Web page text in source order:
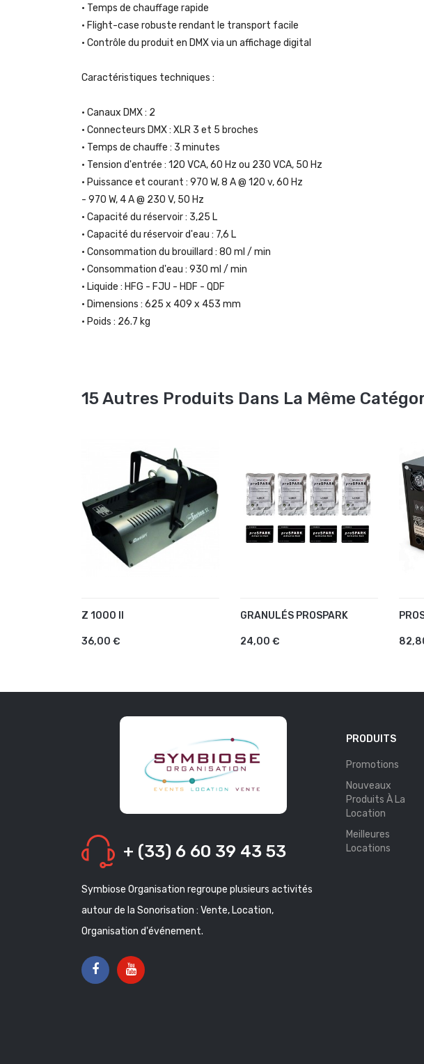
• Temps de chauffage rapide
• Flight-case robuste rendant le transport facile
• Contrôle du produit en DMX via un affichage digital
Caractéristiques techniques :
• Canaux DMX : 2
• Connecteurs DMX : XLR 3 et 5 broches
• Temps de chauffe : 3 minutes
• Tension d'entrée : 120 VCA, 60 Hz ou 230 VCA, 50 Hz
• Puissance et courant : 970 W, 8 A @ 120 v, 60 Hz
- 970 W, 4 A @ 230 V, 50 Hz
• Capacité du réservoir : 3,25 L
• Capacité du réservoir d'eau : 7,6 L
• Consommation du brouillard : 80 ml / min
• Consommation d'eau : 930 ml / min
• Liquide : HFG - FJU - HDF - QDF
• Dimensions : 625 x 409 x 453 mm
• Poids : 26.7 kg
15 Autres Produits Dans La Même
Z 1000 II
36,00 €
AJOUTER AU PANIER GRANULÉS PROSPARK
24,00 €
AJOUTER AU PANIER
+ (33) 6 60 39 43 53
Symbiose Organisation regroupe plusieurs activités
autour de la Sonorisation : Vente, Location,
Organisation d'événement.
PRODUITS
Promotions
Nouveaux
Produits À La
Location
Meilleures
Locations